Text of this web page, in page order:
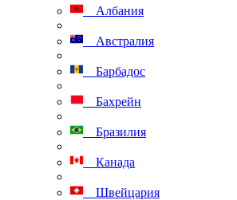
Албания
Австралия
Барбадос
Бахрейн
Бразилия
Канада
Швейцария